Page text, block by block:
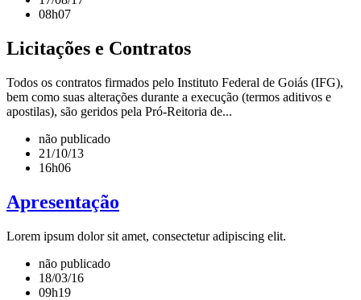
08h07
Licitações e Contratos
Todos os contratos firmados pelo Instituto Federal de Goiás (IFG),
bem como suas alterações durante a execução (termos aditivos e
apostilas), são geridos pela Pró-Reitoria de...
não publicado
21/10/13
16h06
Apresentação
Lorem ipsum dolor sit amet, consectetur adipiscing elit.
não publicado
18/03/16
09h19